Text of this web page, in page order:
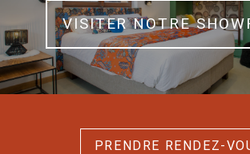
VISITER NOTRE
PRENDRE RENDEZ-